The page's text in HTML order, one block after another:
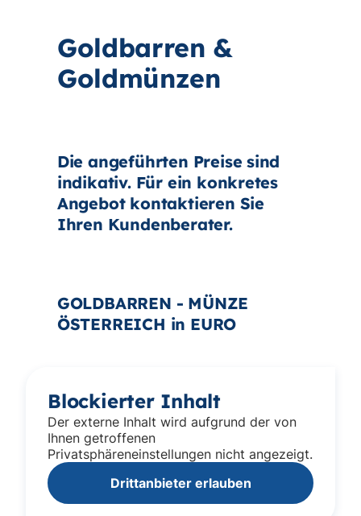
Goldbarren &
Goldmünzen
Die angeführten Preise sind
indikativ. Für ein konkretes
Angebot kontaktieren Sie
Ihren Kundenberater.
GOLDBARREN - MÜNZE
ÖSTERREICH in EURO
Blockierter Inhalt
Der externe Inhalt wird aufgrund der von
Ihnen getroffenen
Privatsphäreneinstellungen nicht angezeigt.
Drittanbieter erlauben